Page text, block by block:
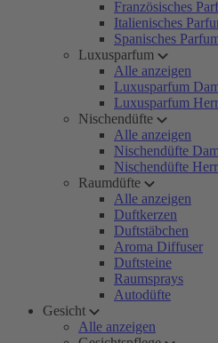
Französisches
Italienisches
Spanisches
Luxusparfum
Alle anzeigen
Luxusparfum
Luxusparfum
Nischendüfte
Alle anzeigen
Nischendüfte
Nischendüfte
Raumdüfte
Alle anzeigen
Duftkerzen
Duftstäbchen
Aroma Diffuser
Duftsteine
Raumsprays
Autodüfte
Gesicht
Alle anzeigen